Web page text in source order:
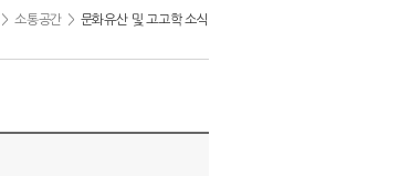
> 소통공간 > 문화유산 및 고고학 소식